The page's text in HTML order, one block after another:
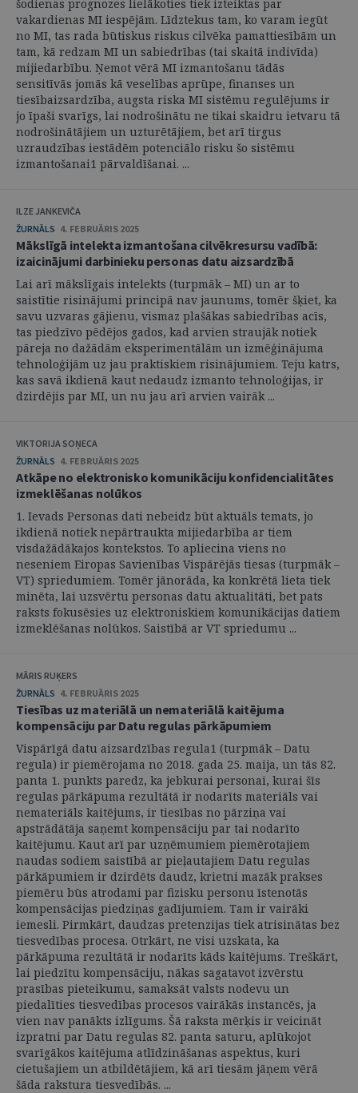
šodienas prognozes lielākoties tiek izteiktas par
vakardienas MI iespējām. Līdztekus tam, ko varam iegūt
no MI, tas rada būtiskus riskus cilvēka pamattiesībām un
tam, kā redzam MI un sabiedrības (tai skaitā indivīda)
mijiedarbību. Ņemot vērā MI izmantošanu tādās
sensitīvās jomās kā veselības aprūpe, finanses un
tiesībaizsardzība, augsta riska MI sistēmu regulējums ir
jo īpaši svarīgs, lai nodrošinātu ne tikai skaidru ietvaru tā
nodrošinātājiem un uzturētājiem, bet arī tirgus
uzraudzības iestādēm potenciālo risku šo sistēmu
izmantošanai1 pārvaldīšanai. ...
ILZE JANKEVIČA
ŽURNĀLS 4. FEBRUĀRIS 2025
Mākslīgā intelekta izmantošana cilvēkresursu vadībā:
izaicinājumi darbinieku personas datu aizsardzībā
Lai arī mākslīgais intelekts (turpmāk – MI) un ar to
saistītie risinājumi principā nav jaunums, tomēr šķiet, ka
savu uzvaras gājienu, vismaz plašākas sabiedrības acīs,
tas piedzīvo pēdējos gados, kad arvien straujāk notiek
pāreja no dažādām eksperimentālām un izmēģinājuma
tehnoloģijām uz jau praktiskiem risinājumiem. Teju katrs,
kas savā ikdienā kaut nedaudz izmanto tehnoloģijas, ir
dzirdējis par MI, un nu jau arī arvien vairāk ...
VIKTORIJA SOŅECA
ŽURNĀLS 4. FEBRUĀRIS 2025
Atkāpe no elektronisko komunikāciju konfidencialitātes
izmeklēšanas nolūkos
1. Ievads Personas dati nebeidz būt aktuāls temats, jo
ikdienā notiek nepārtraukta mijiedarbība ar tiem
visdažādākajos kontekstos. To apliecina viens no
neseniem Eiropas Savienības Vispārējās tiesas (turpmāk –
VT) spriedumiem. Tomēr jānorāda, ka konkrētā lieta tiek
minēta, lai uzsvērtu personas datu aktualitāti, bet pats
raksts fokusēsies uz elektroniskiem komunikācijas datiem
izmeklēšanas nolūkos. Saistībā ar VT spriedumu ...
MĀRIS RUĶERS
ŽURNĀLS 4. FEBRUĀRIS 2025
Tiesības uz materiālā un nemateriālā kaitējuma
kompensāciju par Datu regulas pārkāpumiem
Vispārīgā datu aizsardzības regula1 (turpmāk – Datu
regula) ir piemērojama no 2018. gada 25. maija, un tās 82.
panta 1. punkts paredz, ka jebkurai personai, kurai šīs
regulas pārkāpuma rezultātā ir nodarīts materiāls vai
nemateriāls kaitējums, ir tiesības no pārziņa vai
apstrādātāja saņemt kompensāciju par tai nodarīto
kaitējumu. Kaut arī par uzņēmumiem piemērotajiem
naudas sodiem saistībā ar pieļautajiem Datu regulas
pārkāpumiem ir dzirdēts daudz, krietni mazāk prakses
piemēru būs atrodami par fizisku personu īstenotās
kompensācijas piedziņas gadījumiem. Tam ir vairāki
iemesli. Pirmkārt, daudzas pretenzijas tiek atrisinātas bez
tiesvedības procesa. Otrkārt, ne visi uzskata, ka
pārkāpuma rezultātā ir nodarīts kāds kaitējums. Treškārt,
lai piedzītu kompensāciju, nākas sagatavot izvērstu
prasības pieteikumu, samaksāt valsts nodevu un
piedalīties tiesvedības procesos vairākās instancēs, ja
vien nav panākts izlīgums. Šā raksta mērķis ir veicināt
izpratni par Datu regulas 82. panta saturu, aplūkojot
svarīgākos kaitējuma atlīdzināšanas aspektus, kuri
cietušajiem un atbildētājiem, kā arī tiesām jāņem vērā
šāda rakstura tiesvedībās. ...